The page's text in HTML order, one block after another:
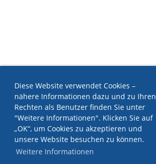
Diese Website verwendet Cookies –
nähere Informationen dazu und zu Ihren
Rechten als Benutzer finden Sie unter
"Weitere Informationen". Klicken Sie auf
„OK“, um Cookies zu akzeptieren und
unsere Website besuchen zu können.
Weitere Informationen